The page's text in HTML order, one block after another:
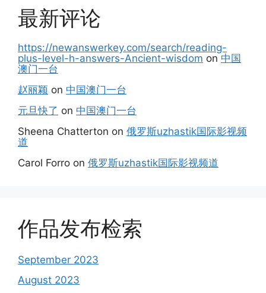
最新评论
https://newanswerkey.com/search/reading-
plus-level-h-answers-Ancient-wisdom on 中国
澳门一台
赵丽颖 on 中国澳门一台
元旦快了 on 中国澳门一台
Sheena Chatterton on 俄罗斯uzhastik国际影视频
道
Carol Forro on 俄罗斯uzhastik国际影视频道
作品发布检索
September 2023
August 2023